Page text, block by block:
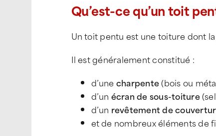
Qu’est-ce qu’un toit
Un toit pentu est une toiture dont
Il est généralement constitué :
d’une charpente(bois ou
d’un écran de sous-toiture
d’un revêtement de
et de nombreux éléments de